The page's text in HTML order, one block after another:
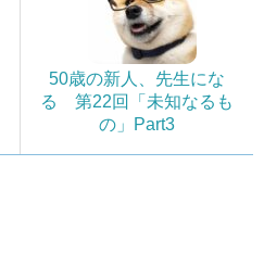
50歳の新人、先生にな
る 第22回「未知なるも
の」Part3